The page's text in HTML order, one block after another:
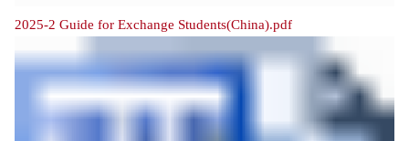
2025-2 Guide for Exchange Students(China).pdf